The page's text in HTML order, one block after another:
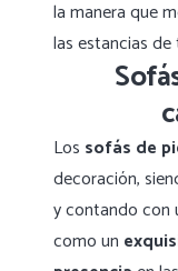
la manera que
las estancias
Los sofás de
decoración,
y contando con
como un